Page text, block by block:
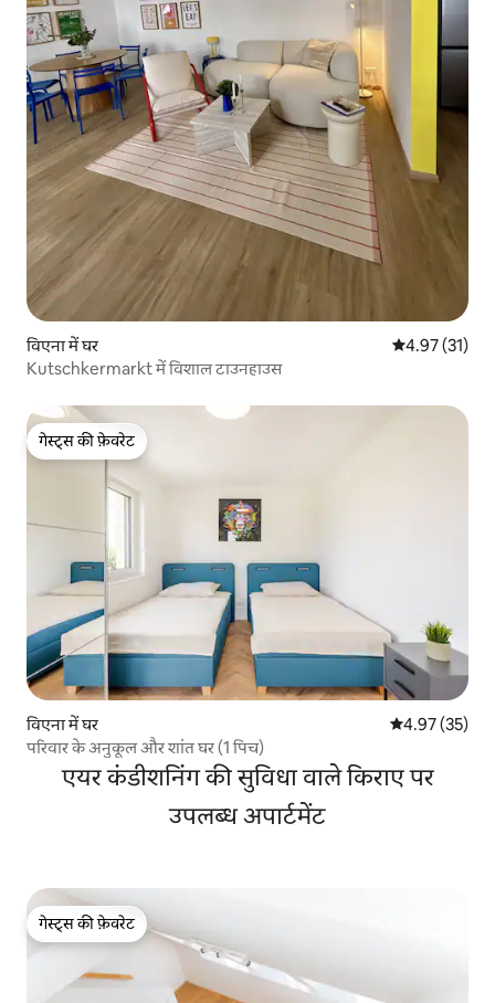
विएना में घर औसत रेटिंग 5 में
4.97 (31)
Kutschkermarkt में विशाल टाउनहाउस
गेस्ट्स की फ़ेवरेट
गेस्ट्स की फ़ेवरेट
विएना में घर औसत रेटिंग 5 में
4.97 (35)
परिवार के अनुकूल और शांत घर (1 पिच)
एयर कंडीशनिंग की सुविधा वाले किराए पर
उपलब्ध अपार्टमेंट
गेस्ट्स की फ़ेवरेट
गेस्ट्स की फ़ेवरेट